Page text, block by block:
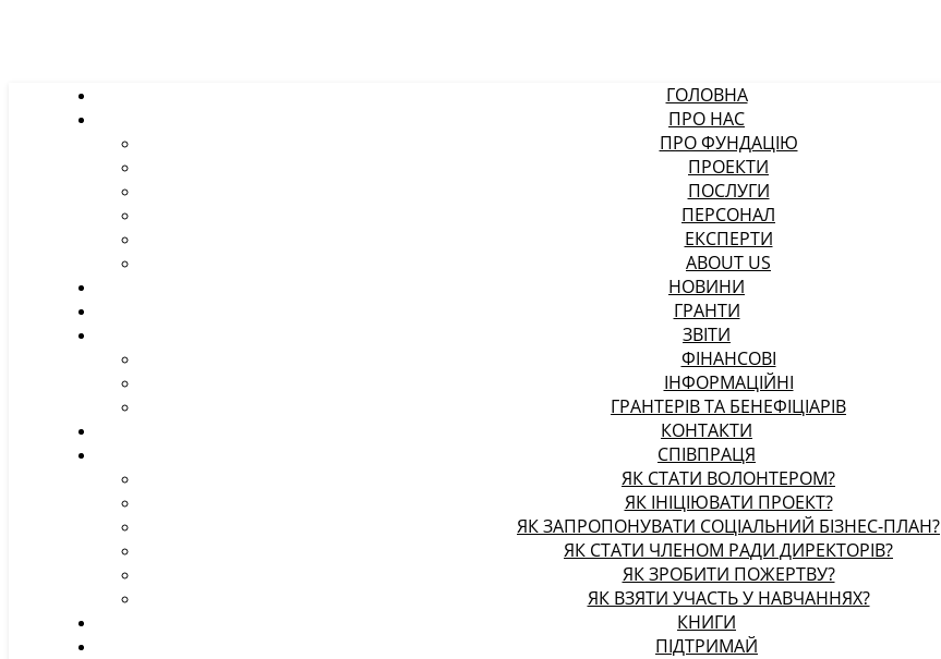
ГОЛОВНА
ПРО НАС
ПРО ФУНДАЦІЮ
ПРОЕКТИ
ПОСЛУГИ
ПЕРСОНАЛ
ЕКСПЕРТИ
ABOUT US
НОВИНИ
ГРАНТИ
ЗВІТИ
ФІНАНСОВІ
ІНФОРМАЦІЙНІ
ГРАНТЕРІВ ТА БЕНЕФІЦІАРІВ
КОНТАКТИ
СПІВПРАЦЯ
ЯК СТАТИ ВОЛОНТЕРОМ?
ЯК ІНІЦІЮВАТИ ПРОЕКТ?
ЯК ЗАПРОПОНУВАТИ СОЦІАЛЬНИЙ БІЗНЕС-ПЛАН?
ЯК СТАТИ ЧЛЕНОМ РАДИ ДИРЕКТОРІВ?
ЯК ЗРОБИТИ ПОЖЕРТВУ?
ЯК ВЗЯТИ УЧАСТЬ У НАВЧАННЯХ?
КНИГИ
ПІДТРИМАЙ